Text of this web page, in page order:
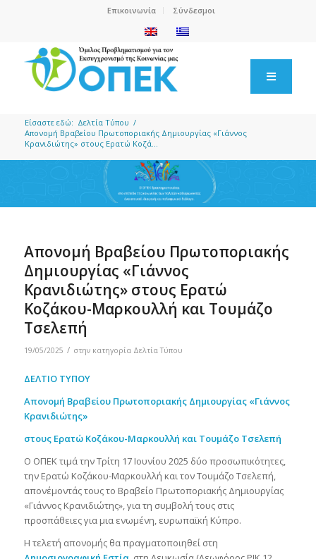
Επικοινωνία Σύνδεσμοι
Είσαστε εδώ: Δελτία Τύπου /
Απονομή Βραβείου Πρωτοποριακής Δημιουργίας «Γιάννος
Κρανιδιώτης» στους Ερατώ Κοζά...
Απονομή Βραβείου Πρωτοποριακής
Δημιουργίας «Γιάννος
Κρανιδιώτης» στους Ερατώ
Κοζάκου-Μαρκουλλή και Τουμάζο
Τσελεπή
19/05/2025 / στην κατηγορία Δελτία Τύπου
ΔΕΛΤΙΟ ΤΥΠΟΥ
Απονομή Βραβείου Πρωτοποριακής Δημιουργίας «Γιάννος
Κρανιδιώτης»
στους Ερατώ Κοζάκου-Μαρκουλλή και Τουμάζο Τσελεπή
Ο ΟΠΕΚ τιμά την Τρίτη 17 Ιουνίου 2025 δύο προσωπικότητες,
την Ερατώ Κοζάκου-Μαρκουλλή και τον Τουμάζο Τσελεπή,
απονέμοντάς τους το Βραβείο Πρωτοποριακής Δημιουργίας
«Γιάννος Κρανιδιώτης», για τη συμβολή τους στις
προσπάθειες για μια ενωμένη, ευρωπαϊκή Κύπρο.
Η τελετή απονομής θα πραγματοποιηθεί στη